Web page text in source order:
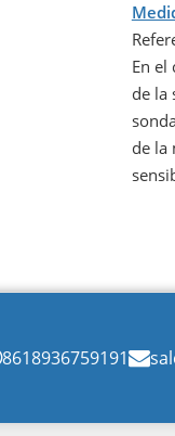
En el
de la
de la
8618936759191